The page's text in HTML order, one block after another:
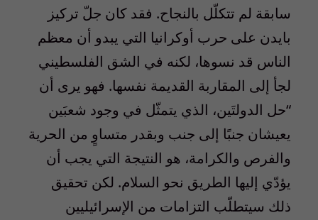
سابقة لم تتكلّل بالنجاح. فقد كان جلّ تركيز
بايدن على حرب أوكرانيا التي يبدو أن معظم
الناس قد نسوها، لكنه في الشق الفلسطيني
لجأ إلى المقاربة القديمة نفسها. فهو يرى أن
“حل الدولتَين، الذي يتمثّل في وجود شعبَين
يعيشان جنبًا إلى جنب وبقدر متساوٍ من الحرية
والفرص والكرامة، هو النتيجة التي يجب أن
يؤدّي إليها الطريق نحو السلام. لكن تحقيق
ذلك سيتطلّب التزامات من الإسرائيليين